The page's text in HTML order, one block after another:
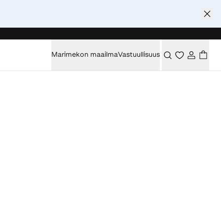
Marimekon maailmaVastuullisuus